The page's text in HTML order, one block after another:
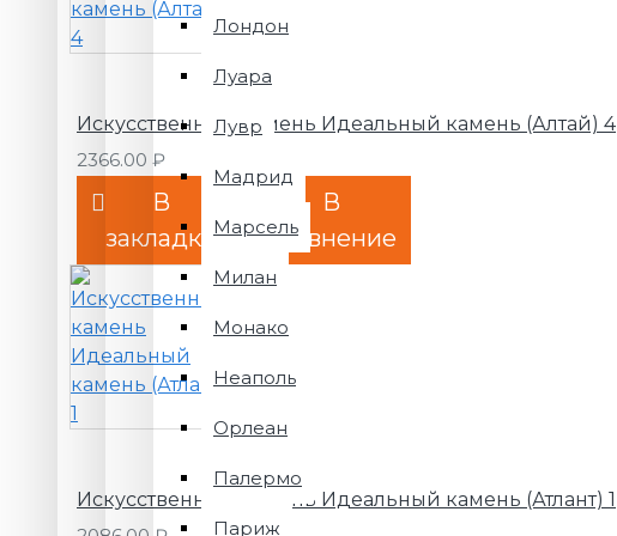
Лондон
Луара
Лувр
Мадрид
Марсель
Милан
Монако
Неаполь
Орлеан
Палермо
Париж
Искусственный камень Идеальный камень (Алтай) 4
2366.00 ₽
В
закладки
В
сравнение
Искусственный камень Идеальный камень (Атлант) 1